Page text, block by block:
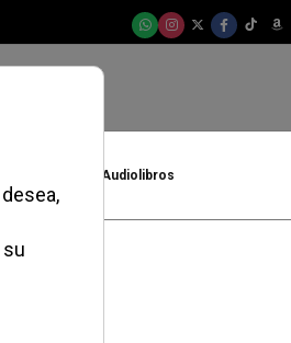
Audiolibros